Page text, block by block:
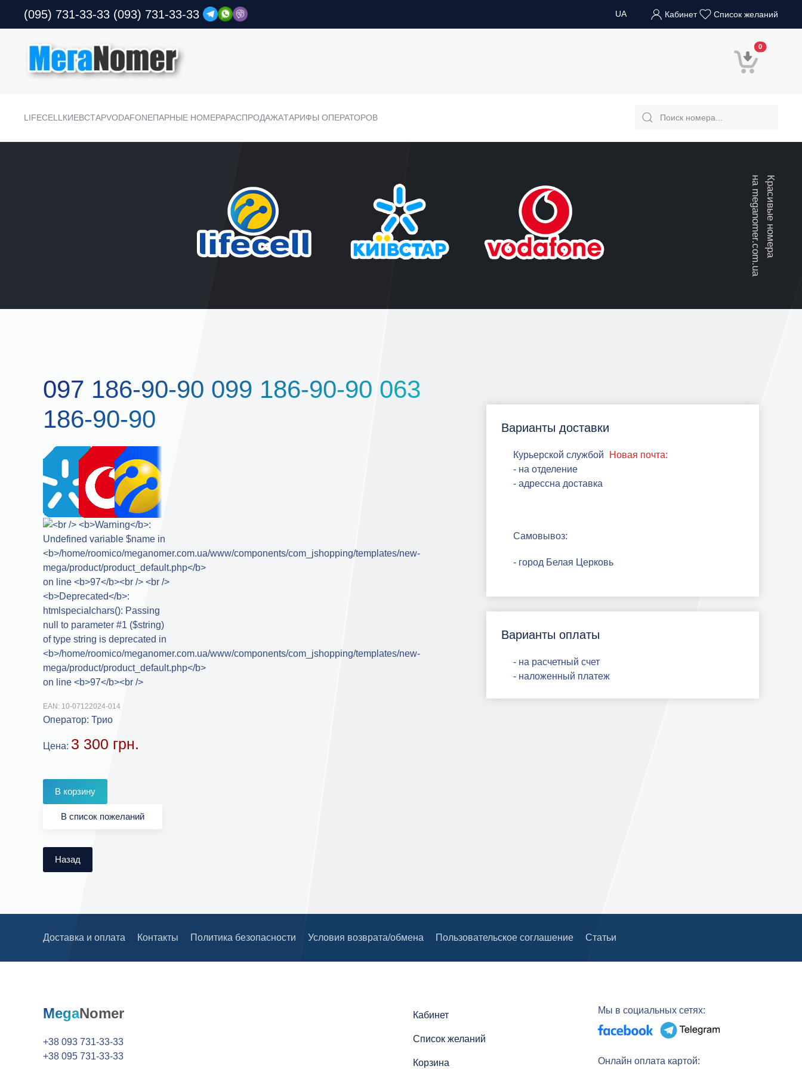
(095) 731-33-33 (093) 731-33-33 UA Кабинет Список желаний
0В корзину
LIFECELL КИЕВСТАРVODAFONEПАРНЫЕ НОМЕРАРАСПРОДАЖАТАРИФЫ ОПЕРАТОРОВ
на meganomer.com.uaКрасивые номера
097 186-90-90 099 186-90-90 063
186-90-90
EAN: 10-07122024-014
Оператор: Трио
Цена: 3 300 грн.
Варианты доставки
Курьерской службой
Новая почта:
- на отделение
- адрессна доставка
Самовывоз:
- город Белая Церковь
Варианты оплаты
- на расчетный счет
- наложенный платеж
Доставка и оплата Контакты Политика безопасности Условия возврата/обмена Пользовательское соглашение Статьи
MegaNomer
+38 093 731-33-33
+38 095 731-33-33
Кабинет
Список желаний
Корзина
Мы в социальных сетях:
Онлайн оплата картой: